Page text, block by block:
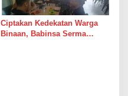
Ciptakan Kedekatan Warga
Binaan, Babinsa Serma